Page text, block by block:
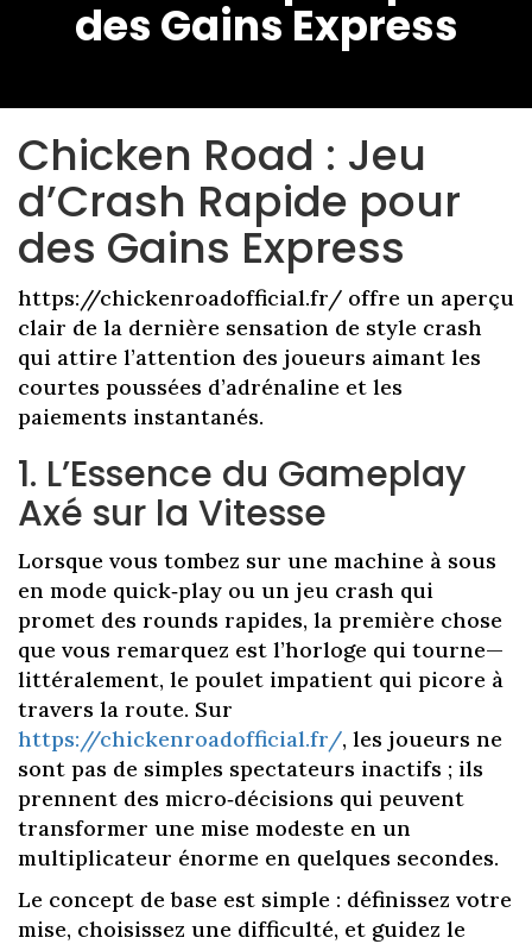
des Gains Express
Chicken Road : Jeu
d’Crash Rapide pour
des Gains Express
https://chickenroadofficial.fr/ offre un aperçu
clair de la dernière sensation de style crash
qui attire l’attention des joueurs aimant les
courtes poussées d’adrénaline et les
paiements instantanés.
1. L’Essence du Gameplay
Axé sur la Vitesse
Lorsque vous tombez sur une machine à sous
en mode quick‑play ou un jeu crash qui
promet des rounds rapides, la première chose
que vous remarquez est l’horloge qui tourne—
littéralement, le poulet impatient qui picore à
travers la route. Sur
https://chickenroadofficial.fr/, les joueurs ne
sont pas de simples spectateurs inactifs ; ils
prennent des micro‑décisions qui peuvent
transformer une mise modeste en un
multiplicateur énorme en quelques secondes.
Le concept de base est simple : définissez votre
mise, choisissez une difficulté, et guidez le